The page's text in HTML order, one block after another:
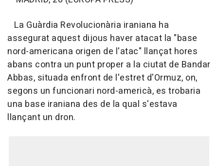
La Guàrdia Revolucionària iraniana ha
assegurat aquest dijous haver atacat la "base
nord-americana origen de l'atac" llançat hores
abans contra un punt proper a la ciutat de Bandar
Abbas, situada enfront de l'estret d'Ormuz, on,
segons un funcionari nord-americà, es trobaria
una base iraniana des de la qual s'estava
llançant un dron.